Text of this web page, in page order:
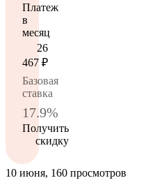
Платеж
в
месяц
26
467 ₽
Базовая
ставка
17.9%
Получить
скидку
10 июня, 160 просмотров